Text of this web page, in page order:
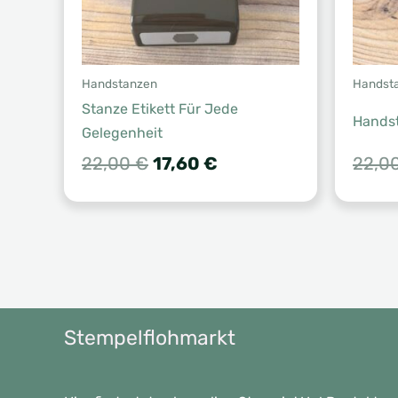
Handstanzen
Stanze Etikett Für Jede
Gelegenheit
22,00€ Ursprünglicher
war:
17,60 €
ist:
Stempelflohmarkt